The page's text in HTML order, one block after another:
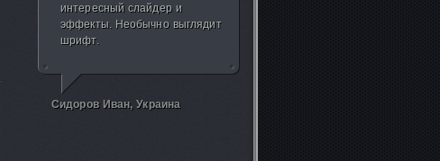
прекрасный шаблон, жду
продолжения.
Емельянов Алексей, Россия